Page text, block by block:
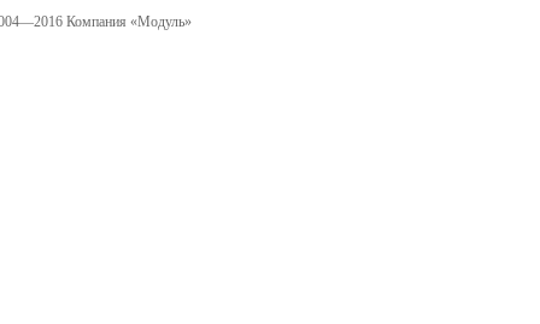
Компания «Модуль»